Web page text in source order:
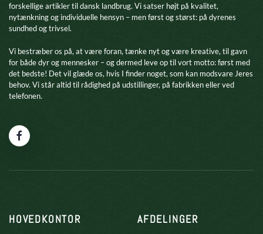
forskellige artikler til dansk landbrug. Vi satser højt på kvalitet,
nytænkning og individuelle hensyn – men først og størst: på dyrenes
sundhed og trivsel.
​Vi bestræber os på, at være foran, tænke nyt og være kreative, til gavn
for både dyr og mennesker – og dermed leve op til vort motto: først med
det bedste! Det vil glæde os, hvis I finder noget, som kan modsvare Jeres
behov. Vi står altid til rådighed på udstillinger, på fabrikken eller ved
telefonen.
HOVEDKONTOR AFDELINGER